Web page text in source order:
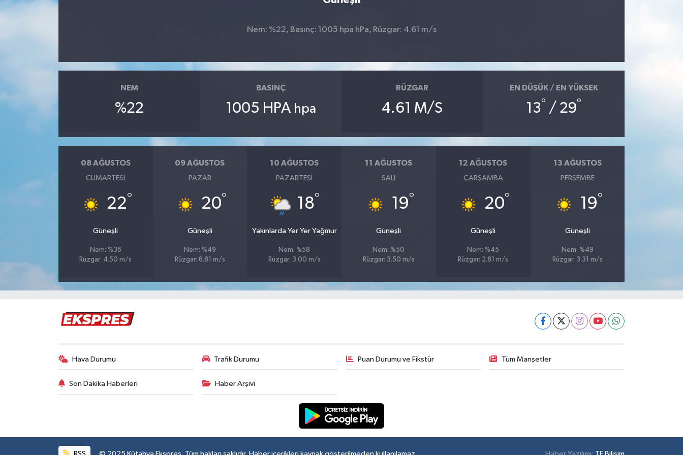
Nem: %22, Basınç: 1005 hpa hPa, Rüzgar: 4.61 m/s
NEM
%22
BASINÇ
1005 HPA hpa
RÜZGAR
4.61 M/S
EN DÜŞÜK / EN YÜKSEK
13° / 29°
08 AĞUSTOS
CUMARTESI
22°
Güneşli
Nem: %36
Rüzgar: 4.50 m/s
09 AĞUSTOS
PAZAR
20°
Güneşli
Nem: %49
Rüzgar: 6.81 m/s
10 AĞUSTOS
PAZARTESI
18°
Yakınlarda Yer Yer Yağmur
Nem: %58
Rüzgar: 3.00 m/s
11 AĞUSTOS
SALI
19°
Güneşli
Nem: %50
Rüzgar: 3.50 m/s
12 AĞUSTOS
ÇARŞAMBA
20°
Güneşli
Nem: %45
Rüzgar: 2.81 m/s
13 AĞUSTOS
PERŞEMBE
19°
Güneşli
Nem: %49
Rüzgar: 3.31 m/s
Hava Durumu Trafik Durumu Puan Durumu ve Fikstür Tüm Manşetler
Son Dakika Haberleri Haber Arşivi
Ekonomi
Köşe Yazıları
Kütahya
Magazin
Otomobil